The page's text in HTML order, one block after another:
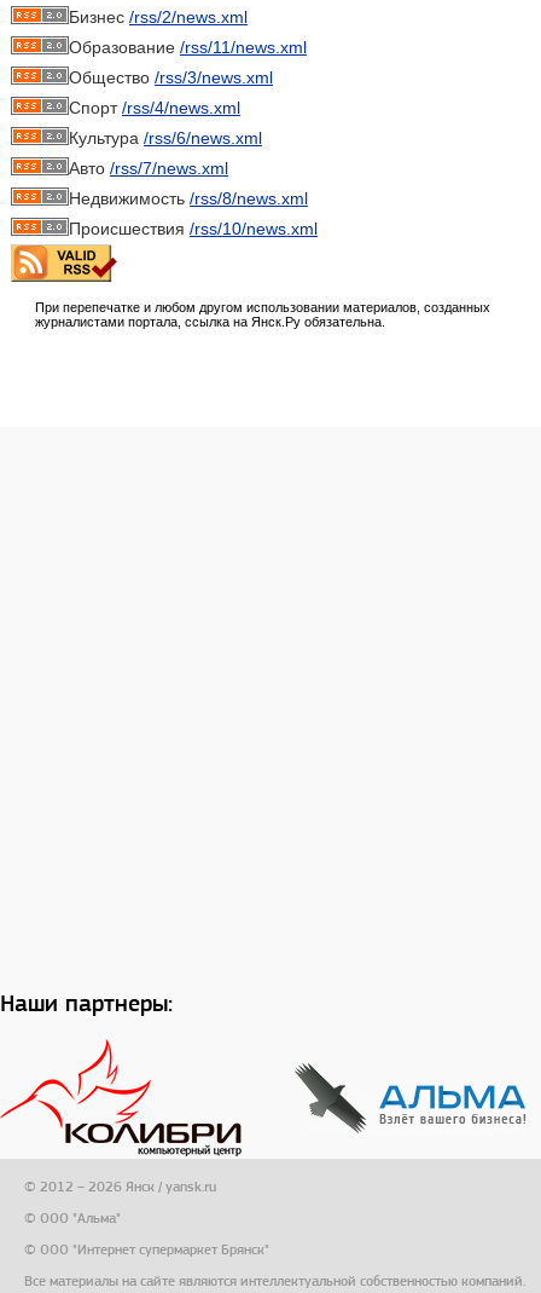
Бизнес /rss/2/news.xml
Образование /rss/11/news.xml
Общество /rss/3/news.xml
Спорт/rss/4/news.xml
Культура /rss/6/news.xml
Авто /rss/7/news.xml
Недвижимость /rss/8/news.xml
Происшествия /rss/10/news.xml
При перепечатке и любом другом использовании материалов, созданных
журналистами портала, ссылка на Янск.Ру обязательна.
Наши партнеры:
© 2012 – 2026 Янск / yansk.ru
© ООО "Альма"
© ООО "Интернет супермаркет Брянск"
Все материалы на сайте являются интеллектуальной собственностью компаний.